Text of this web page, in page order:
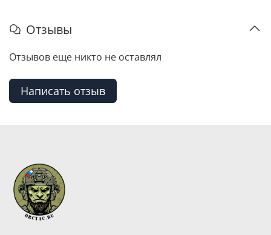
Отзывы
Отзывов еще никто не оставлял
Написать отзыв